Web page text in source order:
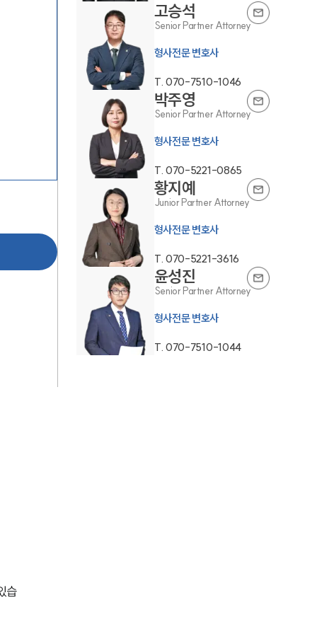
그룹소개
그룹소개
대륜의 강점
오시는 길
글로벌 파트너 로펌
고객의 소리
통합검색
AI대륜
습
고승석
Senior Partner Attorney
형사전문 변호사
T. 070-7510-1046
박주영
Senior Partner Attorney
형사전문 변호사
T. 070-5221-0865
황지예
Junior Partner Attorney
형사전문 변호사
T. 070-5221-3616
윤성진
Senior Partner Attorney
형사전문 변호사
T. 070-7510-1044